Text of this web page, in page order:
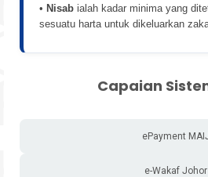
• Nisab ialah kadar minima yang
sesuatu harta untuk dikeluarkan
Capaian
ePayment
e-Wakaf Johor